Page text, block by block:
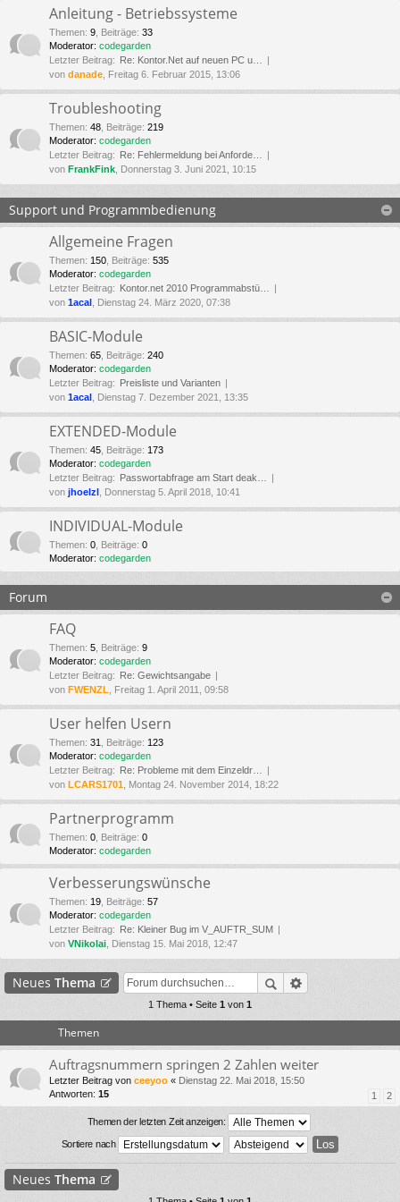
Anleitung - Betriebssysteme
Themen: 9 Beiträge: 33
Moderator: codegarden
Letzter Beitrag: Re: Kontor.Net auf neuen PC u…
von danade , Freitag 6. Februar 2015, 13:06
Troubleshooting
Themen: 48 Beiträge: 219
Moderator: codegarden
Letzter Beitrag: Re: Fehlermeldung bei Anforde…
von FrankFink , Donnerstag 3. Juni 2021, 10:15
Support und Programmbedienung
Allgemeine Fragen
Themen: 150 Beiträge: 535
Moderator: codegarden
Letzter Beitrag: Kontor.net 2010 Programmabstü…
von 1acal , Dienstag 24. März 2020, 07:38
BASIC-Module
Themen: 65 Beiträge: 240
Moderator: codegarden
Letzter Beitrag: Preisliste und Varianten
von 1acal , Dienstag 7. Dezember 2021, 13:35
EXTENDED-Module
Themen: 45 Beiträge: 173
Moderator: codegarden
Letzter Beitrag: Passwortabfrage am Start deak…
von jhoelzl , Donnerstag 5. April 2018, 10:41
INDIVIDUAL-Module
Themen: 0 Beiträge: 0
Moderator: codegarden
Forum
FAQ
Themen: 5 Beiträge: 9
Moderator: codegarden
Letzter Beitrag: Re: Gewichtsangabe
von FWENZL , Freitag 1. April 2011, 09:58
User helfen Usern
Themen: 31 Beiträge: 123
Moderator: codegarden
Letzter Beitrag: Re: Probleme mit dem Einzeldr…
von LCARS1701 , Montag 24. November 2014, 18:22
Partnerprogramm
Themen: 0 Beiträge: 0
Moderator: codegarden
Verbesserungswünsche
Themen: 19 Beiträge: 57
Moderator: codegarden
Letzter Beitrag: Re: Kleiner Bug im V_AUFTR_SUM
von VNikolai , Dienstag 15. Mai 2018, 12:47
Neues Thema
1 Thema • Seite 1 von 1
Themen
Auftragsnummern springen 2 Zahlen weiter
Letzter Beitrag von ceeyoo « Dienstag 22. Mai 2018, 15:50
Antworten: 15 1 2
Themen der letzten Zeit anzeigen:
Sortiere nach
Neues Thema